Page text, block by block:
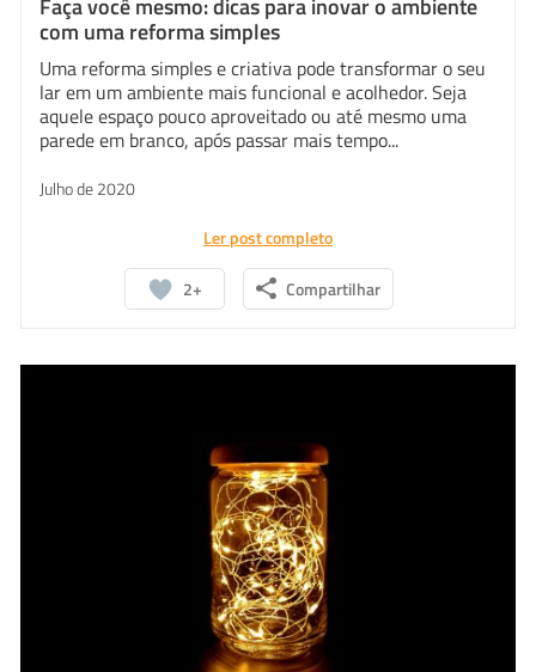
com uma reforma simples
Uma reforma simples e criativa pode transformar o seu
lar em um ambiente mais funcional e acolhedor. Seja
aquele espaço pouco aproveitado ou até mesmo uma
parede em branco, após passar mais tempo...
Julho de 2020
2+ Compartilhar
Ler post completo
Facebook
Twitter